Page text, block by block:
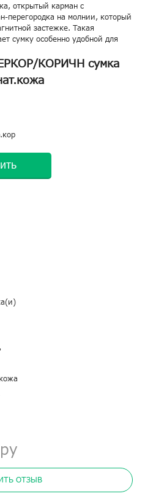
открытый карман с
перегородка на молнии, который
застежке. Такая
сумку особенно удобной для
КОРИЧН сумка
ОТЗЫВ